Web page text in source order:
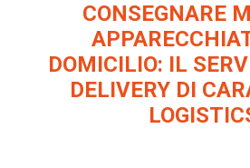
CONSEGNARE
DOMICILIO: IL
DELIVERY DI